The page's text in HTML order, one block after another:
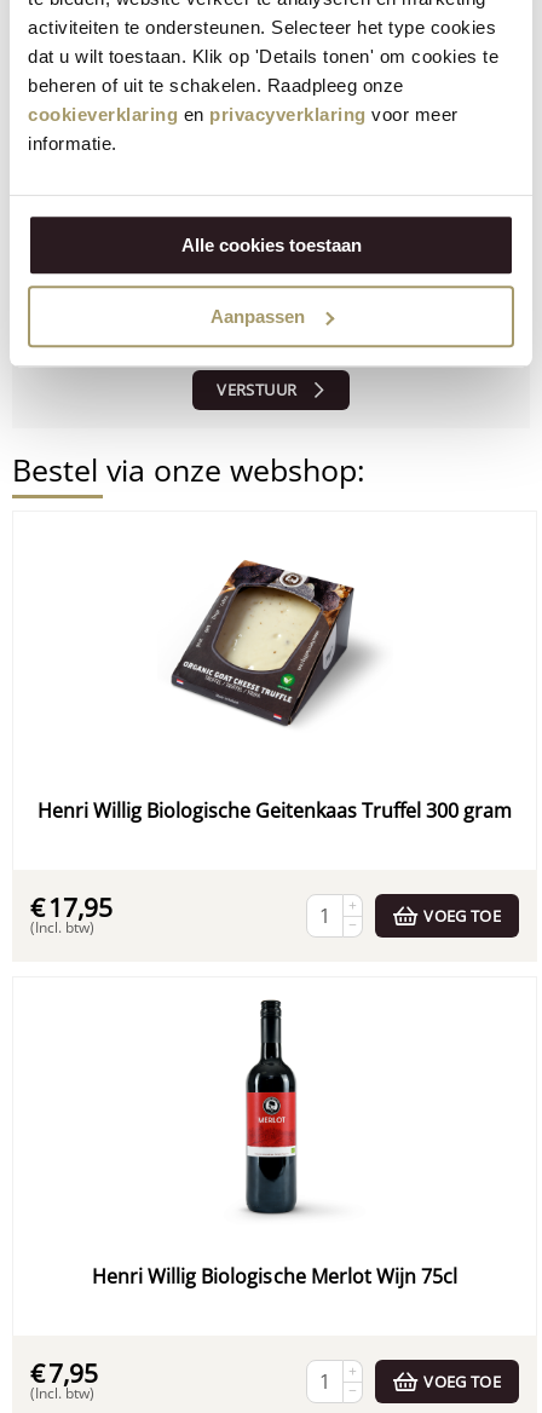
activiteiten te ondersteunen. Selecteer het type cookies
dat u wilt toestaan. Klik op 'Details tonen' om cookies te
beheren of uit te schakelen. Raadpleeg onze
cookieverklaring en privacyverklaring voor meer
informatie.
Alle cookies toestaan
Aanpassen
Is het recept gelukt?
Laat ons weten wat je ervan vindt!
VERSTUUR
Bestel via onze webshop:
Henri Willig Biologische Geitenkaas Truffel 300 gram
€17,95
(Incl. btw)
+
−
VOEG TOE
Henri Willig Biologische Merlot Wijn 75cl
€7,95
(Incl. btw)
+
−
VOEG TOE